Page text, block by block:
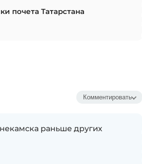
почета Татарстана
Комментировать
раньше других